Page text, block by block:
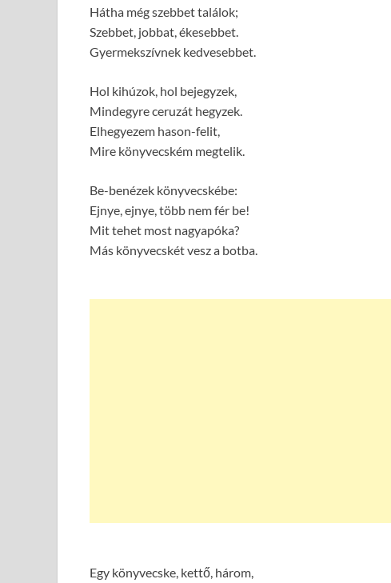
Hátha még szebbet találok;
Szebbet, jobbat, ékesebbet.
Gyermekszívnek kedvesebbet.
Hol kihúzok, hol bejegyzek,
Mindegyre ceruzát hegyzek.
Elhegyezem hason-felit,
Mire könyvecském megtelik.
Be-benézek könyvecskébe:
Ejnye, ejnye, több nem fér be!
Mit tehet most nagyapóka?
Más könyvecskét vesz a botba.
Egy könyvecske, kettő, három,